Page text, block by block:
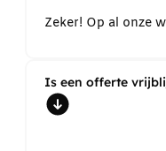
Zeker! Op al onze
Is een offerte